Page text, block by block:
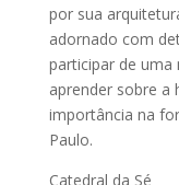
por sua
adornado com
participar de uma
aprender sobre a
importância na
Paulo.
Catedral da Sé